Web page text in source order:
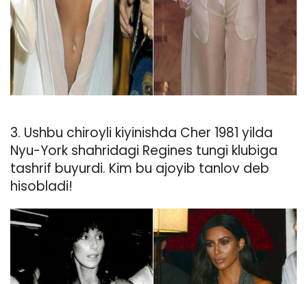
3. Ushbu chiroyli kiyinishda Cher 1981 yilda
Nyu-York shahridagi Regines tungi klubiga
tashrif buyurdi. Kim bu ajoyib tanlov deb
hisobladi!